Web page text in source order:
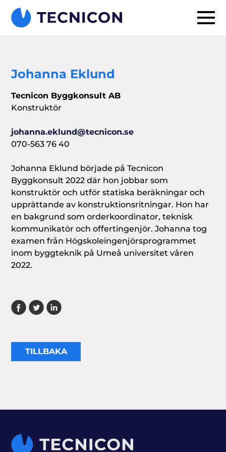
Johanna Eklund
Tecnicon Byggkonsult AB
Konstruktör
johanna.eklund@tecnicon.se
070-563 76 40
Johanna Eklund började på Tecnicon
Byggkonsult 2022 där hon jobbar som
konstruktör och utför statiska beräkningar och
upprättande av konstruktionsritningar. Hon har
en bakgrund som orderkoordinator, teknisk
kommunikatör och offertingenjör. Johanna tog
examen från Högskoleingenjörsprogrammet
inom byggteknik på Umeå universitet våren
2022.
TILLBAKA